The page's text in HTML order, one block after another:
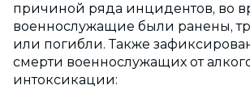
причиной ряда инцидентов, во
военнослужащие были ранены,
или погибли. Также
смерти военнослужащих от
интоксикации: